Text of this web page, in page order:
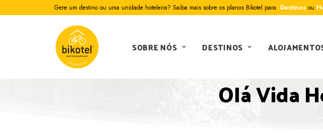
Gere um destino ou uma unidade hoteleira? Saiba mais sobre os planos Bikotel para Destinos ou
SOBRE NÓS DESTINOS
Olá Vida